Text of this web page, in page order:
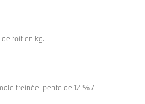
-
toit en kg.
-
freinée, pente de 12 % /